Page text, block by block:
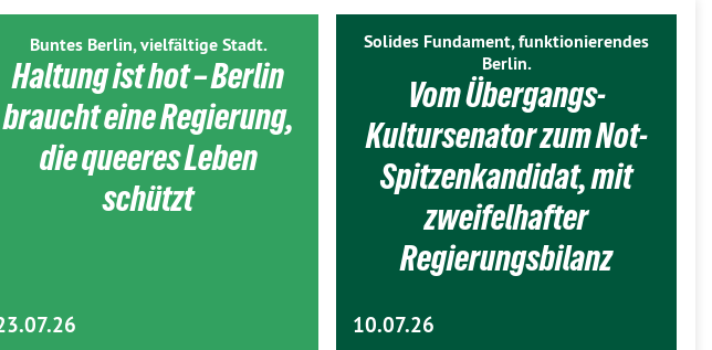
Buntes Berlin, vielfältige Stadt.
Haltung ist hot – Berlin
braucht eine Regierung,
die queeres Leben
schützt
Solides Fundament, funktionierendes
Berlin.
Vom Übergangs-
Kultursenator zum Not-
Spitzenkandidat, mit
zweifelhafter
Regierungsbilanz
10.07.26